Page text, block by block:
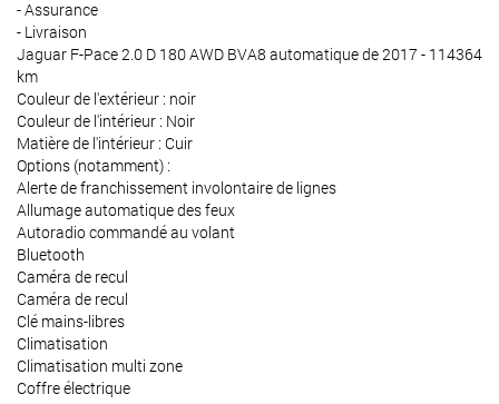
- Assurance
- Livraison
Jaguar F-Pace 2.0 D 180 AWD BVA8 automatique de 2017 - 114364
km
Couleur de l'extérieur : noir
Couleur de l'intérieur : Noir
Matière de l'intérieur : Cuir
Options (notamment) :
Alerte de franchissement involontaire de lignes
Allumage automatique des feux
Autoradio commandé au volant
Bluetooth
Caméra de recul
Caméra de recul
Clé mains-libres
Climatisation
Climatisation multi zone
Coffre électrique